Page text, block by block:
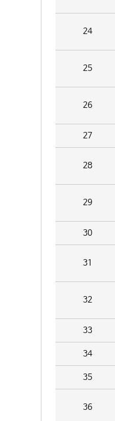
24
25
26
27
28
29
30
31
32
33
34
35
36